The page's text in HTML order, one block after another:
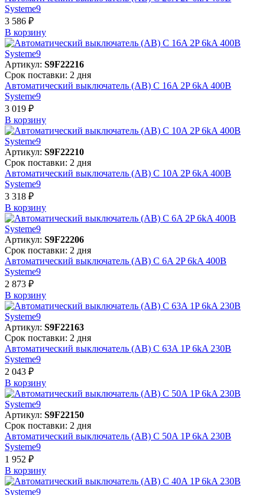
Systeme9
3 586 ₽
В корзинy
Артикул: S9F22216
Срок поставки: 2 дня
Автоматический выключатель (АВ) C 16A 2P 6kA 400В
Systeme9
3 019 ₽
В корзинy
Артикул: S9F22210
Срок поставки: 2 дня
Автоматический выключатель (АВ) C 10A 2P 6kA 400В
Systeme9
3 318 ₽
В корзинy
Артикул: S9F22206
Срок поставки: 2 дня
Автоматический выключатель (АВ) C 6A 2P 6kA 400В
Systeme9
2 873 ₽
В корзинy
Артикул: S9F22163
Срок поставки: 2 дня
Автоматический выключатель (АВ) C 63A 1P 6kA 230В
Systeme9
2 043 ₽
В корзинy
Артикул: S9F22150
Срок поставки: 2 дня
Автоматический выключатель (АВ) C 50A 1P 6kA 230В
Systeme9
1 952 ₽
В корзинy